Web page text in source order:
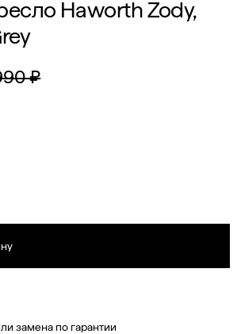
Haworth Zody,
₽
замена по гарантии